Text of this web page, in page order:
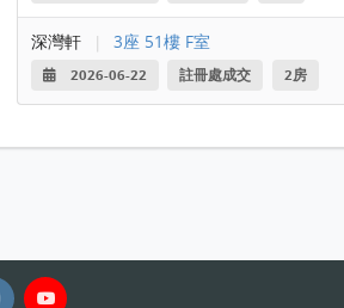
深灣軒 | 3座 51樓 F室
2026-06-22 註冊處成交 2房